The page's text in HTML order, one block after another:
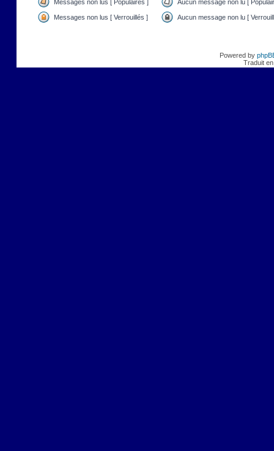
Messages non lus [ Populaires ] Aucun message non lu [
Messages non lus [ Verrouillés ] Aucun message non lu [
Powered by
Traduit